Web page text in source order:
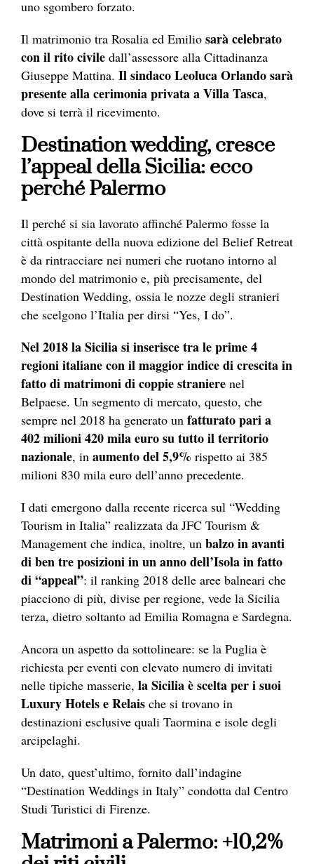
uno sgombero forzato.
Il matrimonio tra Rosalia ed Emilio sarà celebrato
con il rito civile dall’assessore alla Cittadinanza
Giuseppe Mattina. Il sindaco Leoluca Orlando sarà
presente alla cerimonia privata a Villa Tasca,
dove si terrà il ricevimento.
Destination wedding, cresce
l’appeal della Sicilia: ecco
perché Palermo
Il perché si sia lavorato affinché Palermo fosse la
città ospitante della nuova edizione del Belief Retreat
è da rintracciare nei numeri che ruotano intorno al
mondo del matrimonio e, più precisamente, del
Destination Wedding, ossia le nozze degli stranieri
che scelgono l’Italia per dirsi “Yes, I do”.
Nel 2018 la Sicilia si inserisce tra le prime 4
regioni italiane con il maggior indice di crescita in
fatto di matrimoni di coppie straniere nel
Belpaese. Un segmento di mercato, questo, che
sempre nel 2018 ha generato un fatturato pari a
402 milioni 420 mila euro su tutto il territorio
nazionale, in aumento del 5,9% rispetto ai 385
milioni 830 mila euro dell’anno precedente.
I dati emergono dalla recente ricerca sul “Wedding
Tourism in Italia” realizzata da JFC Tourism &
Management che indica, inoltre, un balzo in avanti
di ben tre posizioni in un anno dell’Isola in fatto
di “appeal”: il ranking 2018 delle aree balneari che
piacciono di più, divise per regione, vede la Sicilia
terza, dietro soltanto ad Emilia Romagna e Sardegna.
Ancora un aspetto da sottolineare: se la Puglia è
richiesta per eventi con elevato numero di invitati
nelle tipiche masserie, la Sicilia è scelta per i suoi
Luxury Hotels e Relais che si trovano in
destinazioni esclusive quali Taormina e isole degli
arcipelaghi.
Un dato, quest’ultimo, fornito dall’indagine
“Destination Weddings in Italy” condotta dal Centro
Studi Turistici di Firenze.
Matrimoni a Palermo: +10,2%